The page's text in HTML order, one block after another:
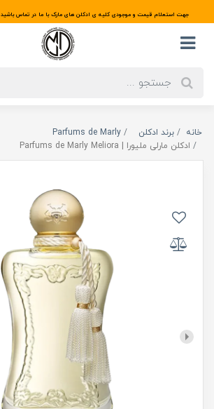
جهت استعلام قیمت و موجودی کلیه ی ادکلن های مارک با ما در تماس باشید
خانه برند ادکلن
Parfums de Marly
ادکلن مارلی ملیورا | Parfums de Marly Meliora